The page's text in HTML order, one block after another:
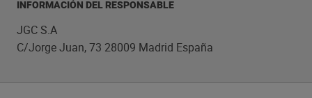
INFORMACIÓN DEL RESPONSABLE
JGC S.A
C/Jorge Juan, 73 28009 Madrid España